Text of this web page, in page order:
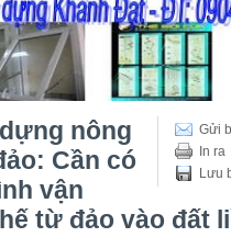
Gửi
In ra
Lưu
nông
Cần có
vận
từ đảo vào đất